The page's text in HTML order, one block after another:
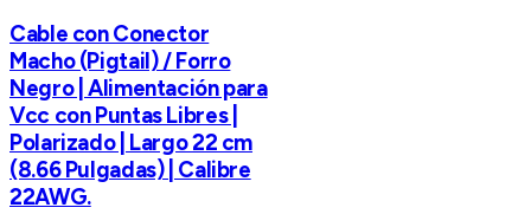
Cable con Conector
Macho (Pigtail) / Forro
Negro | Alimentación para
Vcc con Puntas Libres |
Polarizado | Largo 22 cm
(8.66 Pulgadas) | Calibre
22AWG.